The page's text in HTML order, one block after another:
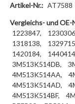
Artikel-Nr.: AT7588
Vergleichs- und OE-
1223847,
1318138,
1420184,
3M513K514DB,
4M513K514AA,
4M513K514AD,
4M513K514BF,